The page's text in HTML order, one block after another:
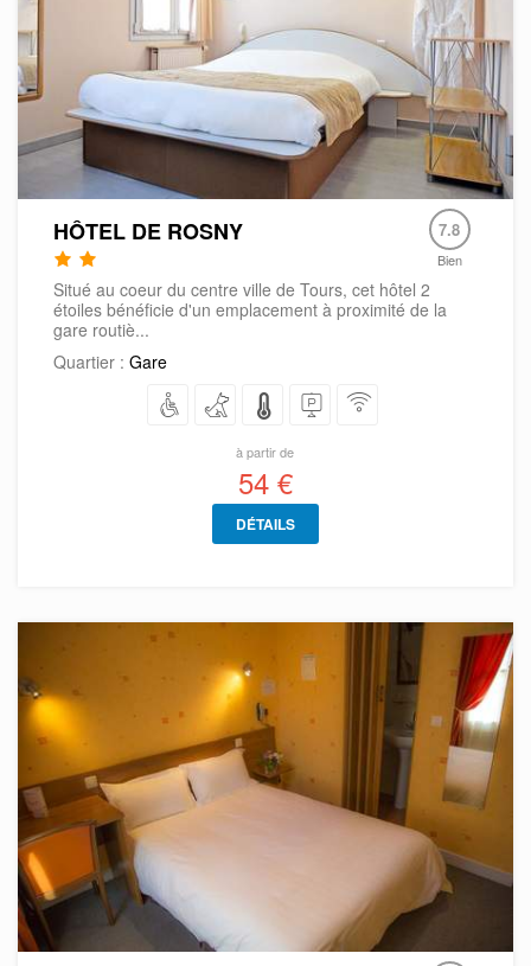
HÔTEL DE ROSNY 7.8
Bien
Situé au coeur du centre ville de Tours, cet hôtel 2
étoiles bénéficie d'un emplacement à proximité de la
gare routiè...
Quartier : Gare
à partir de
54 €
DÉTAILS